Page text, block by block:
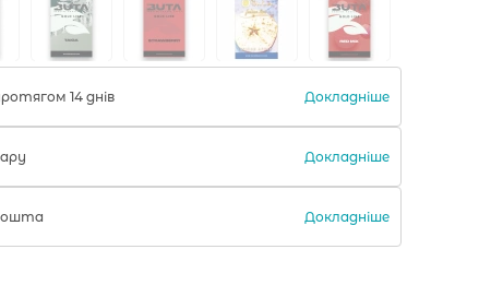
14 днів Докладніше
Докладніше
Докладніше